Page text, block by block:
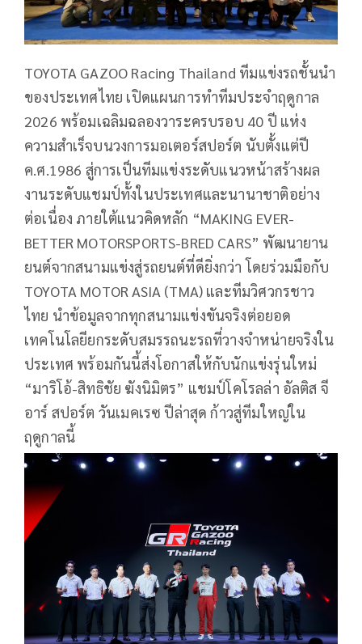
TOYOTA GAZOO Racing Thailand ทีมแข่งรถชั้นนำ
ของประเทศไทย เปิดแผนการทำทีมประจำฤดูกาล
2026 พร้อมเฉลิมฉลองวาระครบรอบ 40 ปี แห่ง
ความสำเร็จบนวงการมอเตอร์สปอร์ต นับตั้งแต่ปี
ค.ศ.1986 สู่การเป็นทีมแข่งระดับแนวหน้าสร้างผล
งานระดับแชมป์ทั้งในประเทศและนานาชาติอย่าง
ต่อเนื่อง ภายใต้แนวคิดหลัก “MAKING EVER-
BETTER MOTORSPORTS-BRED CARS” พัฒนายาน
ยนต์จากสนามแข่งสู่รถยนต์ที่ดียิ่งกว่า โดยร่วมมือกับ
TOYOTA MOTOR ASIA (TMA) และทีมวิศวกรชาว
ไทย นำข้อมูลจากทุกสนามแข่งขันจริงต่อยอด
เทคโนโลยียกระดับสมรรถนะรถที่วางจำหน่ายจริงใน
ประเทศ พร้อมกันนี้ส่งโอกาสให้กับนักแข่งรุ่นใหม่
“มาริโอ้-สิทธิชัย ฆังนิมิตร” แชมป์โคโรลล่า อัลติส จี
อาร์ สปอร์ต วันเมคเรซ ปีล่าสุด ก้าวสู่ทีมใหญ่ใน
ฤดูกาลนี้